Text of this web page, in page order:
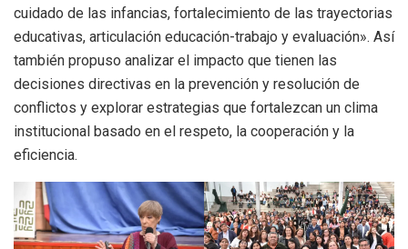
cuidado de las infancias, fortalecimiento de las trayectorias
educativas, articulación educación-trabajo y evaluación». Así
también propuso analizar el impacto que tienen las
decisiones directivas en la prevención y resolución de
conflictos y explorar estrategias que fortalezcan un clima
institucional basado en el respeto, la cooperación y la
eficiencia.